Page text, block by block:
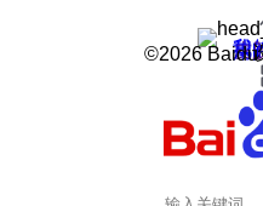
我
我
皮
用
©2026 Baidu